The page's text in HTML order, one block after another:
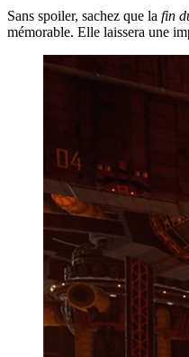
Sans spoiler, sachez que la fin
mémorable. Elle laissera une